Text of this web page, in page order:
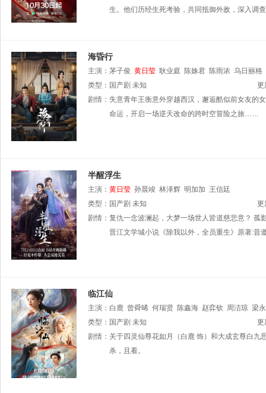
生。他们历经生死考验，共同抵御外敌，深入调
海昏行
主演： 茅子俊 黄日莹 耿业庭 陈姝君 陈雨浓 乌日丽格
类型： 国产剧 未知
更
剧情： 失意青年王衡意外穿越西汉，邂逅酷似前女友的
命运，开启一场逆天改命的跨时空冒险之旅……
半醒浮生
主演： 黄日莹 孙晨竣 林泽辉 明加加 王信廷
类型： 国产剧 未知
更
剧情： 复仇一念波澜起，大梦一场世人皆道慈悲意？ 孤
晋江文学城小说《除我以外，全员重生》原著:昔
临江仙
主演： 白鹿 曾舜晞 何瑞贤 陈鑫海 赵弈钦 周洁琼 梁
大宝 王亭文 于荣光
姚弛 张天启 郭昊钧
类型： 国产剧 未知
更
剧情： 关于四灵仙尊花如月（白鹿 饰）和大成玄尊白九
杀，且看。